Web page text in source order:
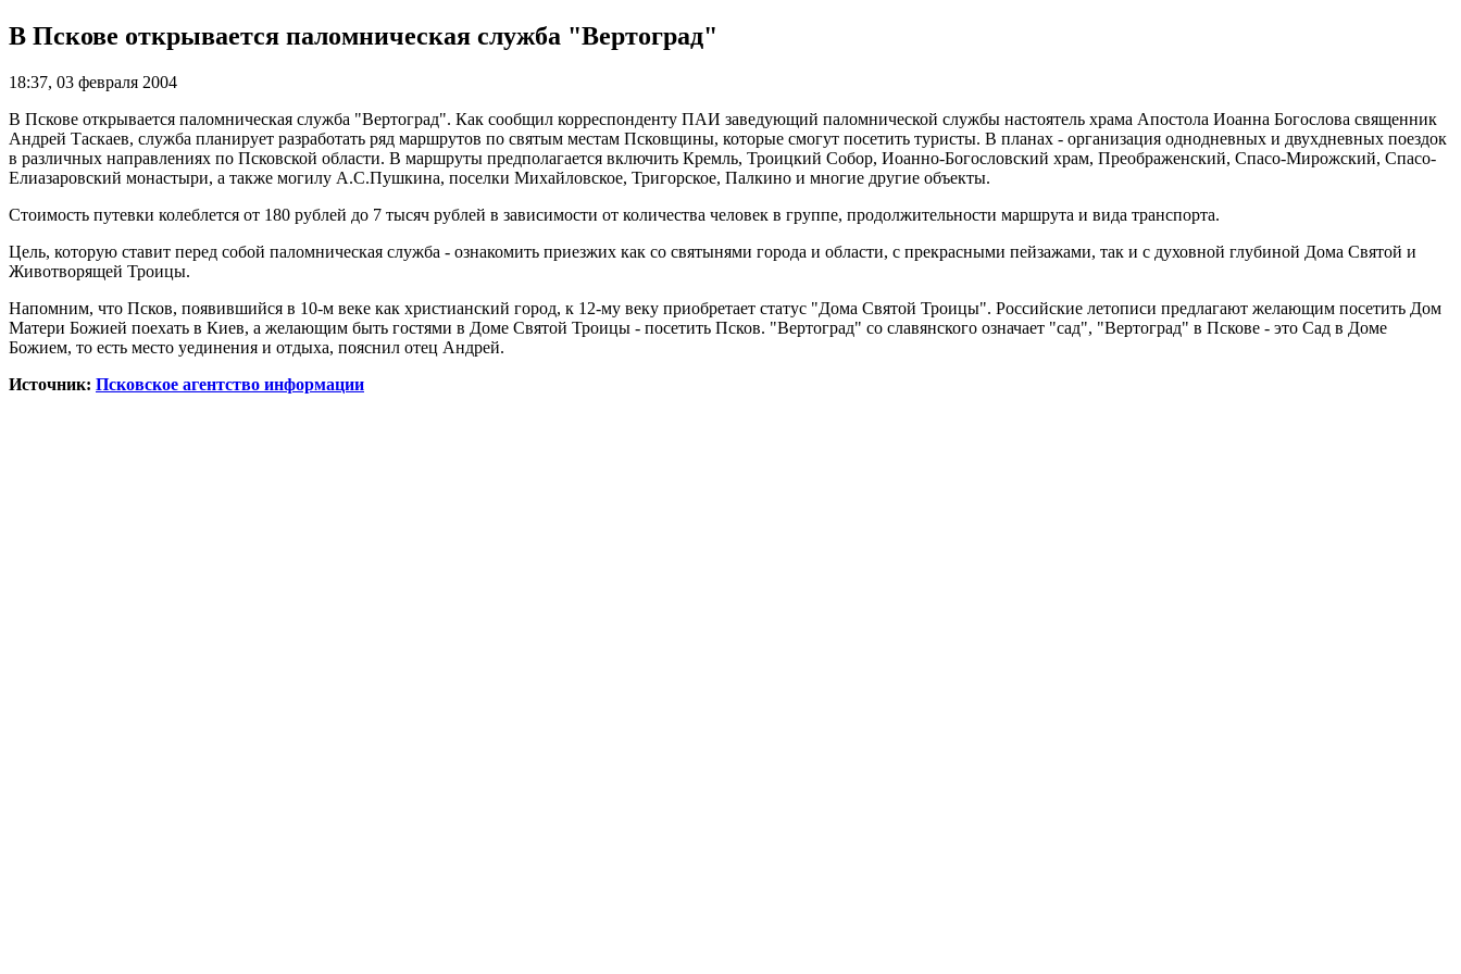
В Пскове открывается паломническая служба "Вертоград"
18:37, 03 февраля 2004
В Пскове открывается паломническая служба "Вертоград". Как сообщил корреспонденту ПАИ заведующий паломнической службы настоятель храма Апостола Иоанна Богослова священник
Андрей Таскаев, служба планирует разработать ряд маршрутов по святым местам Псковщины, которые смогут посетить туристы. В планах - организация однодневных и двухдневных поездок
в различных направлениях по Псковской области. В маршруты предполагается включить Кремль, Троицкий Собор, Иоанно-Богословский храм, Преображенский, Спасо-Мирожский, Спасо-
Елиазаровский монастыри, а также могилу А.С.Пушкина, поселки Михайловское, Тригорское, Палкино и многие другие объекты.
Стоимость путевки колеблется от 180 рублей до 7 тысяч рублей в зависимости от количества человек в группе, продолжительности маршрута и вида транспорта.
Цель, которую ставит перед собой паломническая служба - ознакомить приезжих как со святынями города и области, с прекрасными пейзажами, так и с духовной глубиной Дома Святой и
Животворящей Троицы.
Напомним, что Псков, появившийся в 10-м веке как христианский город, к 12-му веку приобретает статус "Дома Святой Троицы". Российские летописи предлагают желающим посетить Дом
Матери Божией поехать в Киев, а желающим быть гостями в Доме Святой Троицы - посетить Псков. "Вертоград" со славянского означает "сад", "Вертоград" в Пскове - это Сад в Доме
Божием, то есть место уединения и отдыха, пояснил отец Андрей.
Источник: Псковское агентство информации